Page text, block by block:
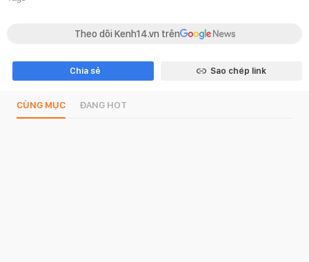
Theo dõi Kenh14.vn trên
Chia sẻ Sao chép link
CÙNG MỤC ĐANG HOT